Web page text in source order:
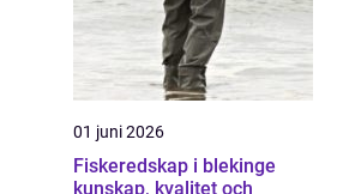
01 juni 2026
Fiskeredskap i blekinge
kunskap, kvalitet och